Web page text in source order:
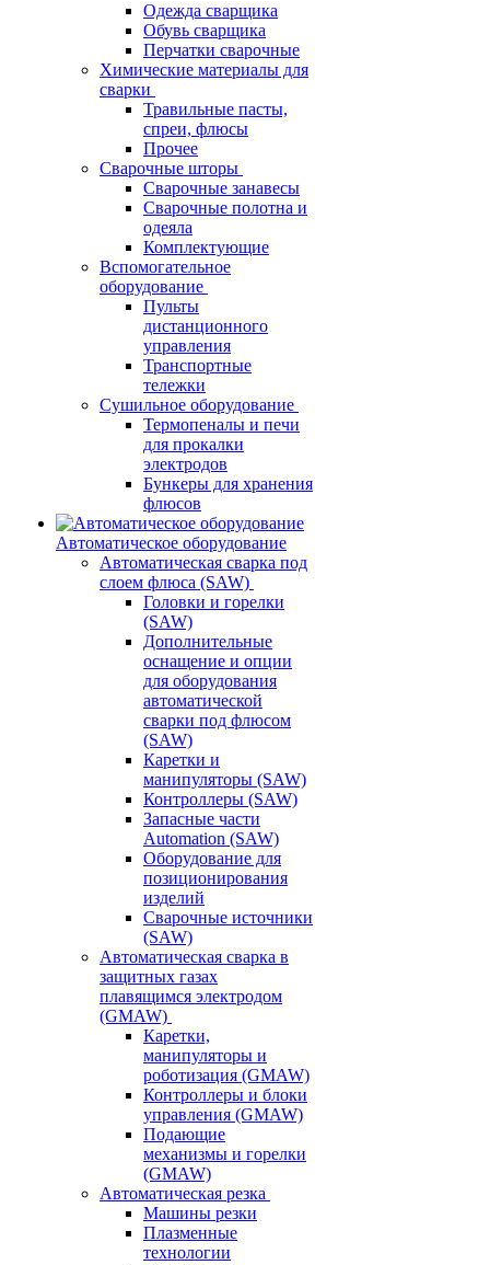
Одежда сварщика
Обувь сварщика
Перчатки сварочные
Химические материалы для
сварки
Травильные пасты,
спреи, флюсы
Прочее
Сварочные шторы
Сварочные занавесы
Сварочные полотна и
одеяла
Комплектующие
Вспомогательное
оборудование
Пульты
дистанционного
управления
Транспортные
тележки
Сушильное оборудование
Термопеналы и печи
для прокалки
электродов
Бункеры для хранения
флюсов
Автоматическое оборудование
Автоматическая сварка под
слоем флюса (SAW)
Головки и горелки
(SAW)
Дополнительные
оснащение и опции
для оборудования
автоматической
сварки под флюсом
(SAW)
Каретки и
манипуляторы (SAW)
Контроллеры (SAW)
Запасные части
Automation (SAW)
Оборудование для
позиционирования
изделий
Сварочные источники
(SAW)
Автоматическая сварка в
защитных газах
плавящимся электродом
(GMAW)
Каретки,
манипуляторы и
роботизация (GMAW)
Контроллеры и блоки
управления (GMAW)
Подающие
механизмы и горелки
(GMAW)
Автоматическая резка
Машины резки
Плазменные
технологии